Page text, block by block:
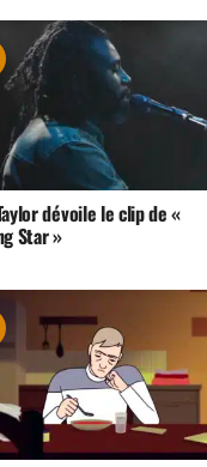
dévoile le clip de «
Star »